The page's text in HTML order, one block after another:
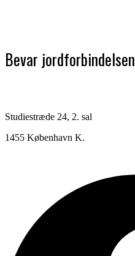
Bevar jordforbindelsen
Studiestræde 24, 2. sal
1455 København K.